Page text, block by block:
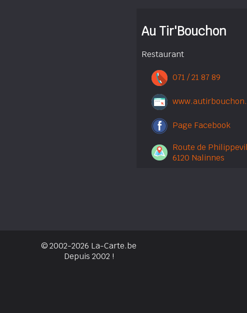
Au Tir'Bouchon
Restaurant
071 / 21 87 89
Page Facebook
Route de
6120 Nalinnes
© 2002-2026 La-Carte.be
Depuis 2002 !